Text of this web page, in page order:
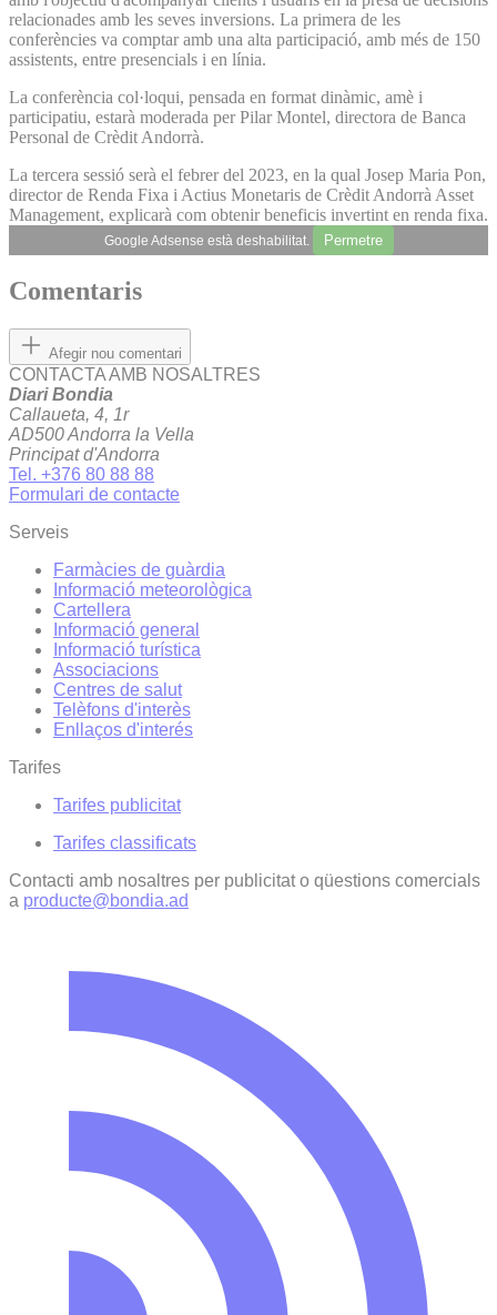
relacionades amb les seves inversions. La primera de les
conferències va comptar amb una alta participació, amb més de 150
assistents, entre presencials i en línia.
La conferència col·loqui, pensada en format dinàmic, amè i
participatiu, estarà moderada per Pilar Montel, directora de Banca
Personal de Crèdit Andorrà.
La tercera sessió serà el febrer del 2023, en la qual Josep Maria Pon,
director de Renda Fixa i Actius Monetaris de Crèdit Andorrà Asset
Management, explicarà com obtenir beneficis invertint en renda fixa.
Google Adsense està deshabilitat. Permetre
Comentaris
Afegir nou comentari
CONTACTA AMB NOSALTRES
Diari Bondia
Callaueta, 4, 1r
AD500 Andorra la Vella
Principat d'Andorra
Tel. +376 80 88 88
Formulari de contacte
Serveis
Farmàcies de guàrdia
Informació meteorològica
Cartellera
Informació general
Informació turística
Associacions
Centres de salut
Telèfons d'interès
Enllaços d'interés
Tarifes
Tarifes publicitat
Tarifes classificats
Contacti amb nosaltres per publicitat o qüestions comercials
a producte@bondia.ad